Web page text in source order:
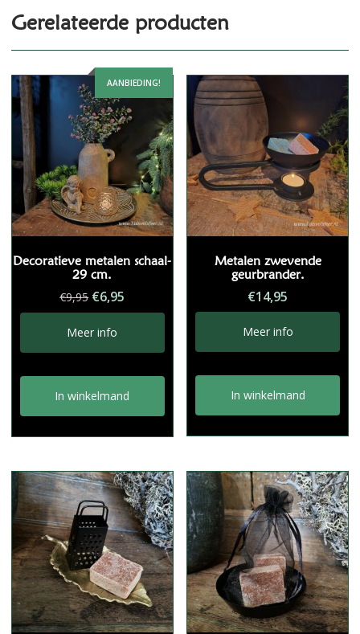
Gerelateerde producten
AANBIEDING!
Decoratieve metalen schaal-
29 cm.
€9,95 Oorspronkelijke
prijs
was:
€9,95.
€6,95
prijs
€6,95.
Meer info
In winkelmand
Metalen zwevende
geurbrander.
€14,95
Meer info
In winkelmand